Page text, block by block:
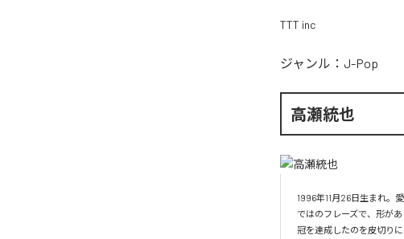
TTT inc
ジャンル： J-Pop
高瀬統也
1996年11月26日生まれ。
ではのフレーズで、形が
冠を達成したのを皮切り